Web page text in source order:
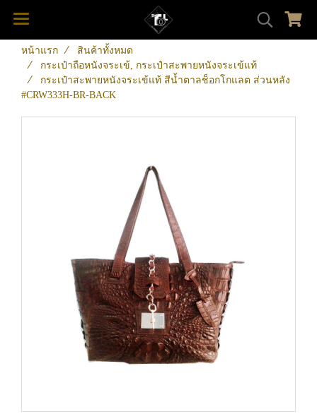
หน้าแรก
สินค้าทั้งหมด
กระเป๋าถือหนังจระเข้, กระเป๋าสะพายหนังจระเข้แท้
กระเป๋าสะพายหนังจระเข้แท้ สีน้ำตาลช็อกโกแลต ส่วนหลัง
#CRW333H-BR-BACK